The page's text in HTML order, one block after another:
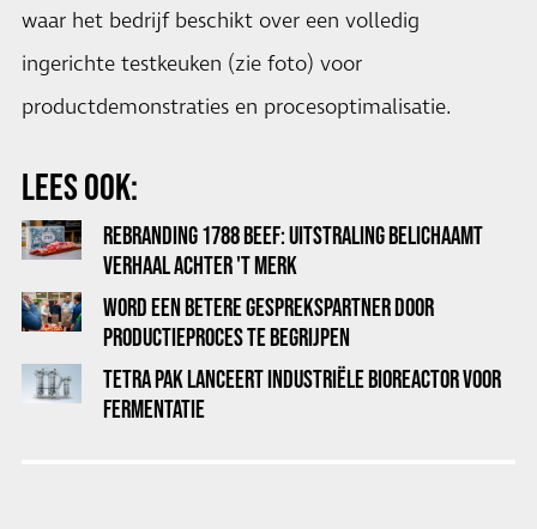
waar het bedrijf beschikt over een volledig
ingerichte testkeuken (zie foto) voor
productdemonstraties en procesoptimalisatie.
LEES OOK:
REBRANDING 1788 BEEF: UITSTRALING BELICHAAMT
VERHAAL ACHTER 'T MERK
WORD EEN BETERE GESPREKSPARTNER DOOR
PRODUCTIEPROCES TE BEGRIJPEN
TETRA PAK LANCEERT INDUSTRIËLE BIOREACTOR VOOR
FERMENTATIE